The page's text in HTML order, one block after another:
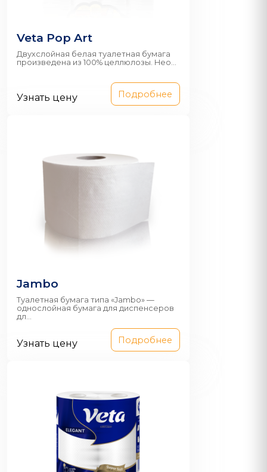
Veta Pop Art
Двухслойная белая туалетная бумага
произведена из 100% целлюлозы. Нео...
Узнать цену Подробнее
Jambo
Туалетная бумага типа «Jambo» —
однослойная бумага для диспенсеров
дл...
Узнать цену Подробнее